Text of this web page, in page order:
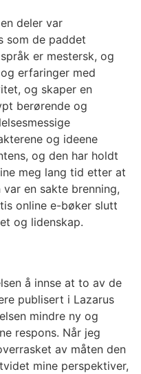
deler var
som de paddet
er mestersk, og
erfaringer med
og skaper en
berørende og
og ideene
og den har holdt
meg lang tid etter at
en sakte brenning,
online e-bøker slutt
og lidenskap.
å innse at to av de
publisert i Lazarus
mindre ny og
respons. Når jeg
av måten den
mine perspektiver,